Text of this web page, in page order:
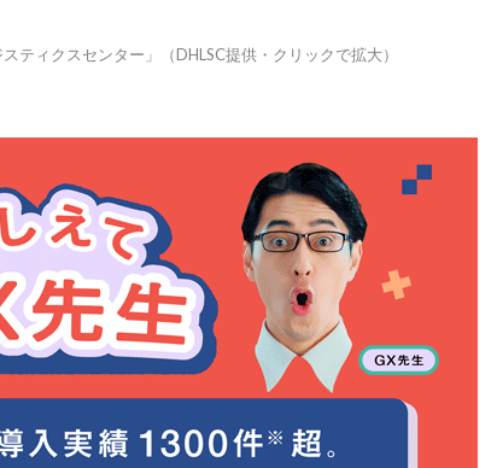
ティクスセンター」（DHLSC提供・クリックで拡大）